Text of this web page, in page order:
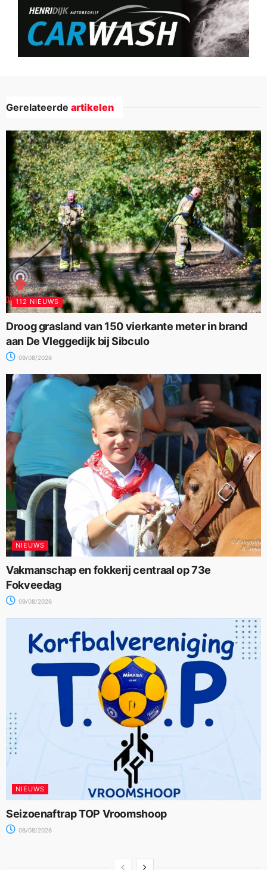
Gerelateerde artikelen
112 NIEUWS
Droog grasland van 150 vierkante meter in brand
aan De Vleggedijk bij Sibculo
09/08/2026
NIEUWS
Vakmanschap en fokkerij centraal op 73e
Fokveedag
09/08/2026
NIEUWS
Seizoenaftrap TOP Vroomshoop
08/08/2026